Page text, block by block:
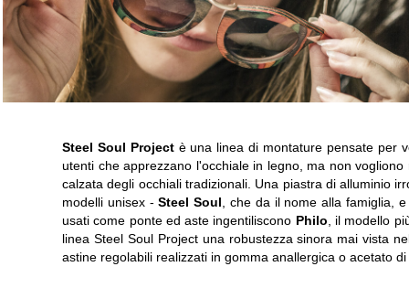
Steel Soul Projectè una linea di montature pensate per
utenti che apprezzano l'occhiale in legno, ma non
calzata degli occhiali tradizionali. Una piastra di alluminio
modelli unisex -Steel Soul , che da il nome alla famiglia,
usati come ponte ed aste ingentiliscono Philo , il modello
linea Steel Soul Project una robustezza sinora mai vista
astine regolabili realizzati in gomma anallergica o acetato